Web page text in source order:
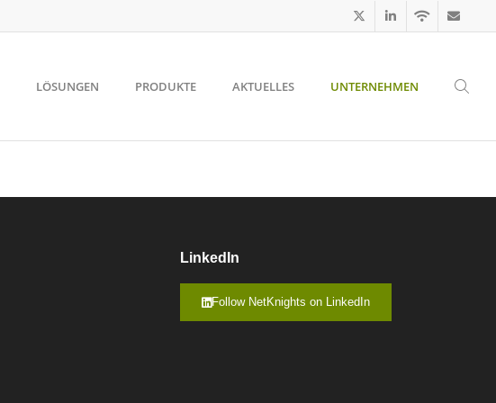
LÖSUNGEN PRODUKTE AKTUELLES UNTERNEHMEN
LinkedIn
Follow NetKnights on LinkedIn